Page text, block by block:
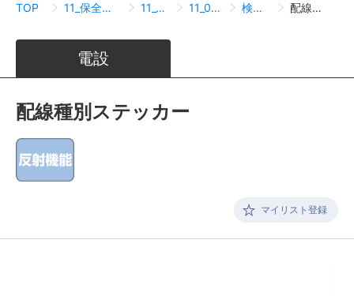
TOP 11_保全・保護・化粧・補修・ケーブル接続 11_01_表示ステッカー 11_01_01_表示ステッカー 検索結果一覧 配線種別ステッカー
電設
配線種別ステッカー
マイリスト登録